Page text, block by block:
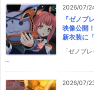
2026/07/
『ゼノ
映像公開
新衣装に
「ゼノブ
...
2026/07/